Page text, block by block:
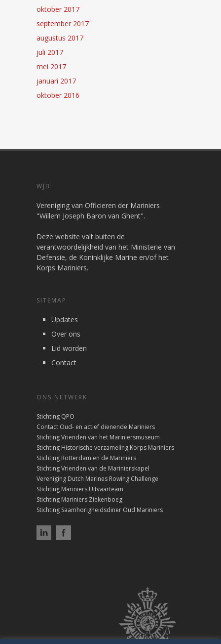
oktober 2017
september 2017
augustus 2017
juli 2017
mei 2017
januari 2017
oktober 2016
WJB
Vereniging van Officieren der Mariniers
"Willem Joseph Baron van Ghent".
Deze website valt buiten de
verantwoordelijkheid van het Ministerie van
Defensie, de Koninklijke Marine en/of het
Korps Mariniers.
SITEMAP
Updates
Over ons
Lid worden
Contact
ONS NETWERK
Stichting QPO
Contact Oud- en actief dienende Mariniers
Stichting Vrienden van het Mariniersmuseum
Stichting Historische verzameling Korps Mariniers
Stichting Rotterdam en de Mariniers
Stichting Vrienden van de Marinierskapel
Vereniging Dutch Marines Rowing Challenge
Stichting Mariniers Uitvaarteam
Stichting Mariniers Ziekenboeg
Stichting Saamhorigheidsdiner Oud Mariniers